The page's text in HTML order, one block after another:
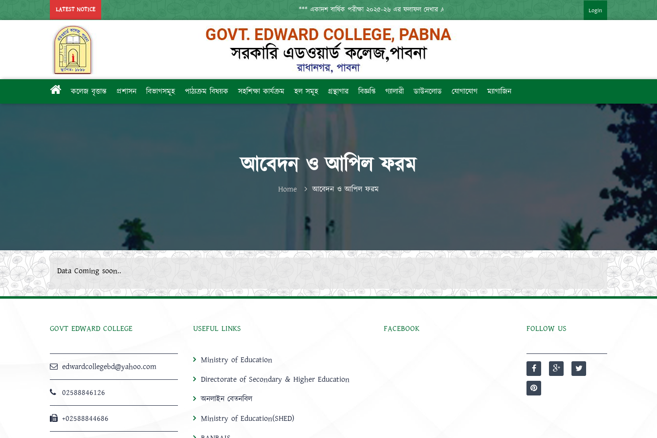
LATEST NOTICE *** একাদশ বার্ষিক পরীক্ষা ২০২৫-২৬ এর ফলাফল দেখার APP : HTTPS://SHORTURL.AT/ZTVZQ (বিষয়ভিত্তিক মেধাক্রম সহ)   [LINK কপি
Login
কলেজ বৃত্তান্ত প্রশাসন বিভাগসমূহ পাঠ্যক্রম বিষয়ক সহশিক্ষা কার্যক্রম হল সমূহ গ্রন্থাগার বিজ্ঞপ্তি গ্যালারী ডাউনলোড যোগাযোগ ম্যাগাজিন
আবেদন ও আপিল ফরম
Home আবেদন ও আপিল ফরম
Data Coming soon..
GOVT EDWARD COLLEGE
edwardcollegebd@yahoo.com
02588846126
+02588844686
USEFUL LINKS
Ministry of Education
Directorate of Secondary & Higher Education
অনলাইন বেতনবিল
Ministry of Education(SHED)
FACEBOOK FOLLOW US